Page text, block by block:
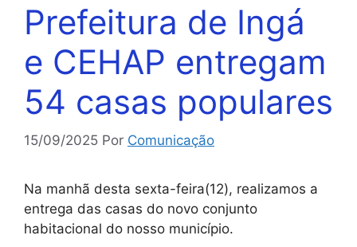
Prefeitura de Ingá
e CEHAP entregam
54 casas populares
15/09/2025 Por Comunicação
Na manhã desta sexta-feira(12), realizamos a
entrega das casas do novo conjunto
habitacional do nosso município.